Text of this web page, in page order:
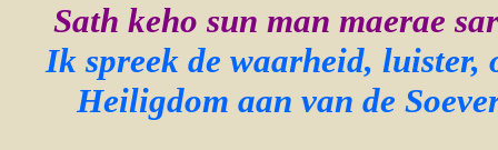
Sath keho sun man maerae
Ik spreek de waarheid, luister,
Heiligdom aan van de